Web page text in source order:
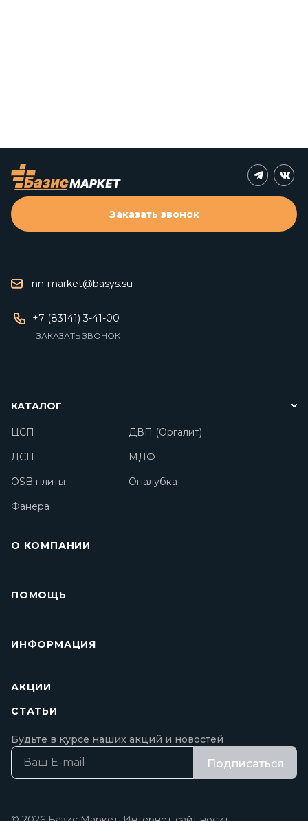
nn-market@basys.su
+7 (83141) 3-41-00
ЗАКАЗАТЬ ЗВОНОК
Заказать звонок
КАТАЛОГ
ЦСП
ДВП (Оргалит)
ДСП
МДФ
OSB плиты
Опалубка
Фанера
О КОМПАНИИ
ПОМОЩЬ
ИНФОРМАЦИЯ
АКЦИИ
СТАТЬИ
Будьте в курсе наших акций и новостей
Подписаться